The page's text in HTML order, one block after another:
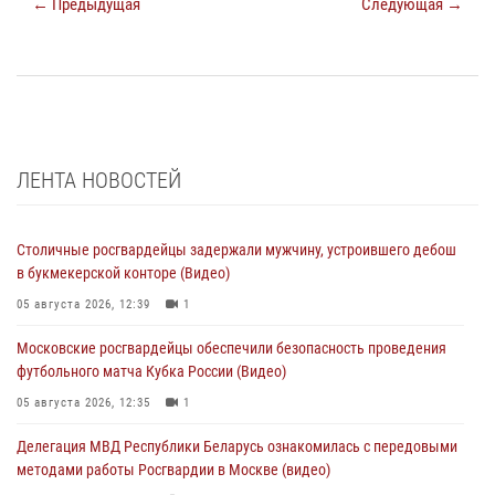
← Предыдущая Следующая →
ЛЕНТА НОВОСТЕЙ
Столичные росгвардейцы задержали мужчину, устроившего дебош
в букмекерской конторе (Видео)
05 августа 2026, 12:39 1
Московские росгвардейцы обеспечили безопасность проведения
футбольного матча Кубка России (Видео)
05 августа 2026, 12:35 1
Делегация МВД Республики Беларусь ознакомилась с передовыми
методами работы Росгвардии в Москве (видео)